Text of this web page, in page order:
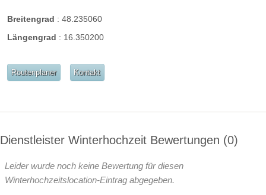
Platz für Agape
Broschüre
weitere Unterlagen
Breitengrad : 48.235060
Längengrad : 16.350200
Routenplaner Kontakt
Dienstleister Winterhochzeit Bewertungen 0
Leider wurde noch keine Bewertung für diesen
Winterhochzeitslocation-Eintrag abgegeben.